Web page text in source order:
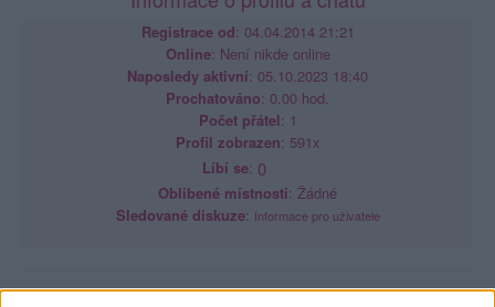
Registrace od: 04.04.2014 21:21
Online: Není nikde online
Naposledy aktivní: 05.10.2023 18:40
Prochatováno: 0.00 hod.
Počet přátel: 1
Profil zobrazen: 591x
Líbí se: 0
Oblibené místnosti: Žádné
Sledované diskuze: Informace pro uživatele